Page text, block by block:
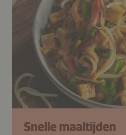
Snelle maaltijden